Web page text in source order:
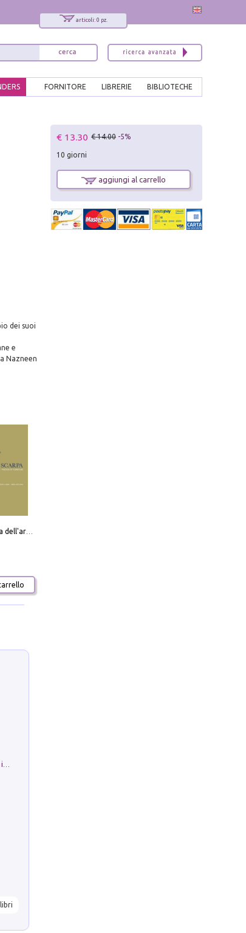
articoli: 0 pz.
BIBLIOTECHE
LIBRERIE
FORNITORE
dei suoi
e
Nazneen
€ 13.30 € 14.00 -5%
10 giorni
aggiungi al carrello
x
Interessato ai nostri libri?
Sarai informato delle nostre novità, potrai
comunque cancellarti quando desideri.
modulo di iscrizione